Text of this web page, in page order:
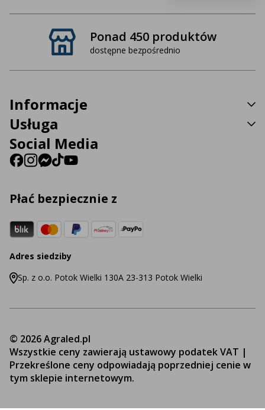
Ponad 450 produktów
dostępne bezpośrednio
Informacje
Usługa
Social Media
Płać bezpiecznie z
Adres siedziby
Sp. z o.o. Potok Wielki 130A 23-313 Potok Wielki
© 2026 Agraled.pl
Wszystkie ceny zawierają ustawowy podatek VAT |
Przekreślone ceny odpowiadają poprzedniej cenie w
tym sklepie internetowym.